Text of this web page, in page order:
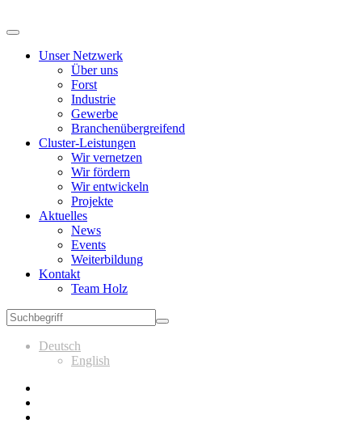
Unser Netzwerk
Über uns
Forst
Industrie
Gewerbe
Branchenübergreifend
Cluster-Leistungen
Wir vernetzen
Wir fördern
Wir entwickeln
Projekte
Aktuelles
News
Events
Weiterbildung
Kontakt
Team Holz
Deutsch
English